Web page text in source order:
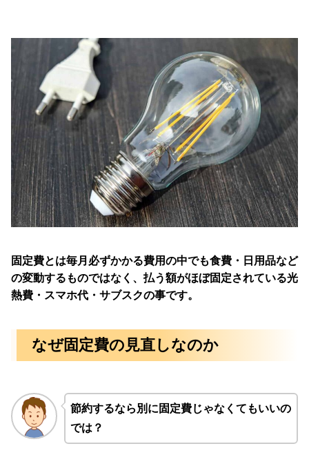
固定費とは毎月必ずかかる費用の中でも食費・日用品など
の変動するものではなく、払う額がほぼ固定されている光
熱費・スマホ代・サブスクの事です。
なぜ固定費の見直しなのか
節約するなら別に固定費じゃなくてもいいの
では？